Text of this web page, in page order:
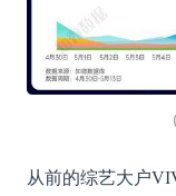
从前的综艺大户